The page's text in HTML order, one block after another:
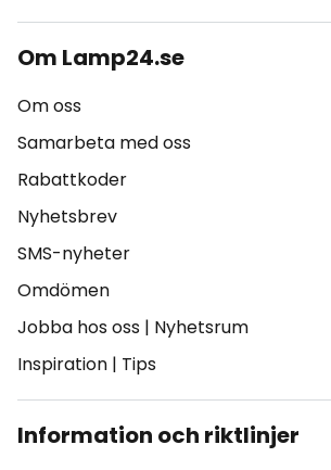
Om Lamp24.se
Om oss
Samarbeta med oss
Rabattkoder
Nyhetsbrev
SMS-nyheter
Omdömen
Jobba hos oss | Nyhetsrum
Inspiration | Tips
Information och riktlinjer